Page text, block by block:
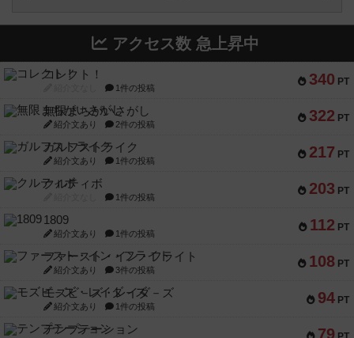
アクセス数 急上昇中
340 PT
コレクト！
1件の投稿
322 PT
無限まちがいさがし
紹介文あり 2件の投稿
217 PT
ガルフストライク
紹介文あり 1件の投稿
203 PT
クルティボ
1件の投稿
112 PT
1809
紹介文あり 1件の投稿
108 PT
ファースト・イン・フライト
紹介文あり 3件の投稿
94 PT
モズビ－ズ・レイダ－ズ
紹介文あり 1件の投稿
79
テンプテーション